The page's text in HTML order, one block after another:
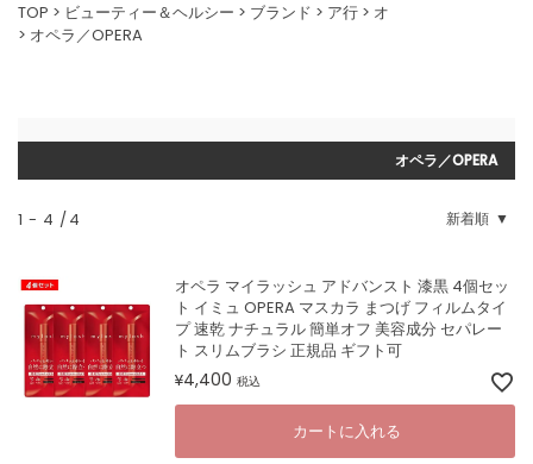
TOP ビューティー＆ヘルシー ブランド ア行
オ
オペラ／OPERA
オペラ／OPERA
新着順
1 - 4 4
オペラ マイラッシュ アドバンスト 漆黒 4個セッ
ト イミュ OPERA マスカラ まつげ フィルムタイ
プ 速乾 ナチュラル 簡単オフ 美容成分 セパレー
ト スリムブラシ 正規品 ギフト可
¥4,400 税込
カートに入れる